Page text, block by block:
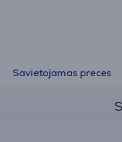
• Bluetooth
Savietojamas preces